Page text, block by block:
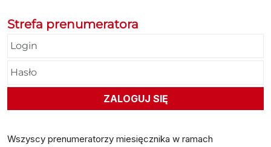
Strefa prenumeratora
Wszyscy prenumeratorzy miesięcznika w ramach